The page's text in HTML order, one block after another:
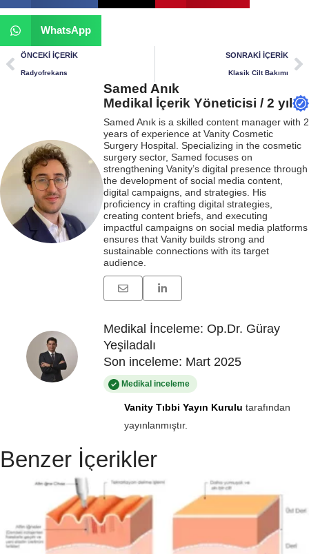
WhatsApp
ÖNCEKI İÇERIK
Radyofrekans
SONRAKI İÇERIK
Klasik Cilt Bakımı
Samed Anık
Medikal İçerik Yöneticisi / 2 yıl
Samed Anık is a skilled content manager with 2
years of experience at Vanity Cosmetic
Surgery Hospital. Specializing in the cosmetic
surgery sector, Samed focuses on
strengthening Vanity’s digital presence through
the development of social media content,
digital campaigns, and strategies. His
proficiency in crafting digital strategies,
creating content briefs, and executing
impactful campaigns on social media platforms
ensures that Vanity builds strong and
sustainable connections with its target
audience.
Medikal İnceleme: Op.Dr. Güray
Yeşiladalı
Son inceleme: Mart 2025
Medikal inceleme
Vanity Tıbbi Yayın Kurulu tarafından
yayınlanmıştır.
Benzer İçerikler